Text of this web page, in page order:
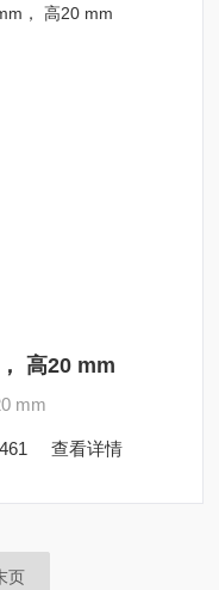
高20 mm
mm
461 查看详情
页